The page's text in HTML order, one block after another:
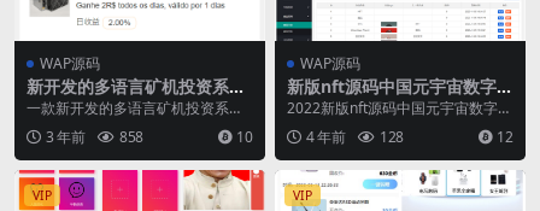
WAP源码
新开发的多语言矿机投资系统
源码
一款新开发的多语言矿机投资系统
源码 系统功能符合正常运营需求，
功能有邀请裂变、签...
3 年前 858 10
WAP源码
新版nft源码中国元宇宙数字藏
品艺术品交易平台
2022新版nft源码中国元宇宙数字藏
品艺术品交易平台 ID:74490
4 年前 128 12
VIP VIP